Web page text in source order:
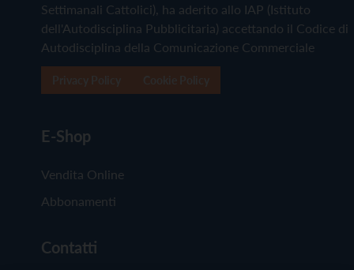
Settimanali Cattolici), ha aderito allo IAP (Istituto
dell'Autodisciplina Pubblicitaria) accettando il Codice di
Autodisciplina della Comunicazione Commerciale
E-Shop
Vendita Online
Abbonamenti
Contatti